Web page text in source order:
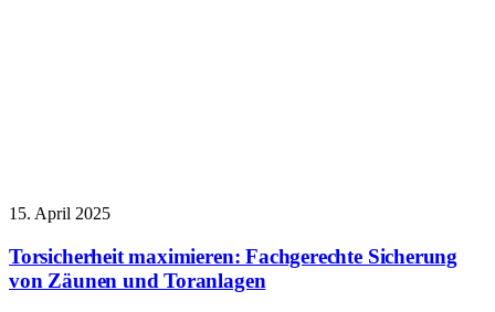
15. April 2025
Torsicherheit maximieren: Fachgerechte Sicherung
von Zäunen und Toranlagen